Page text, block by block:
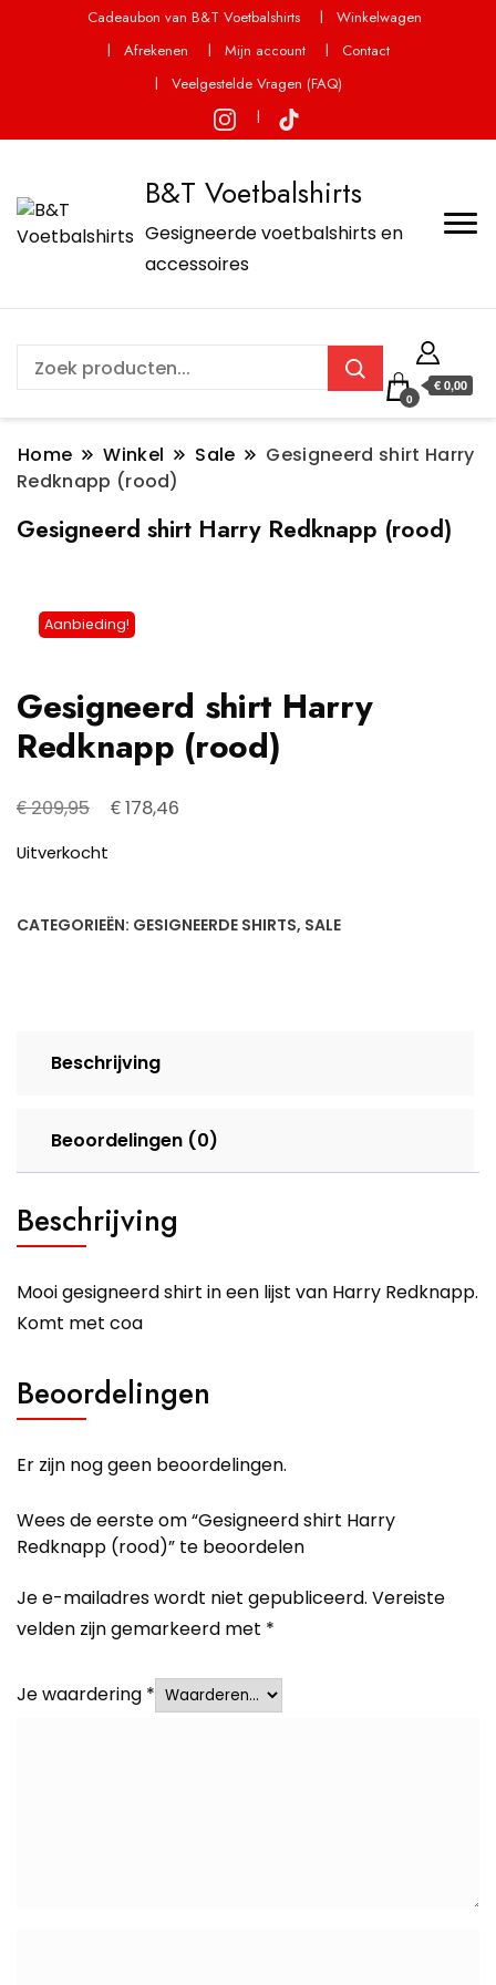
Cadeaubon van B&T Voetbalshirts
Winkelwagen
Afrekenen
Mijn account
Contact
Veelgestelde Vragen (FAQ)
B&T Voetbalshirts
Gesigneerde voetbalshirts en
accessoires
0
€ 0,00
Home Winkel Sale
Gesigneerd shirt Harry
Redknapp (rood)
Gesigneerd shirt Harry Redknapp (rood)
Aanbieding!
Gesigneerd shirt Harry
Redknapp (rood)
€209,95
Oorspronkelijke
€178,46
Uitverkocht
CATEGORIEËN: GESIGNEERDE SHIRTS, SALE
Beschrijving
Beoordelingen (0)
Beschrijving
Mooi gesigneerd shirt in een lijst van Harry Redknapp.
Komt met coa
Beoordelingen
Er zijn nog geen beoordelingen.
Wees de eerste om “Gesigneerd shirt Harry
Redknapp (rood)” te beoordelen
Je e-mailadres wordt niet gepubliceerd. Vereiste
velden zijn gemarkeerd met *
Je waardering *